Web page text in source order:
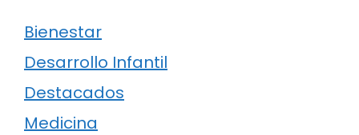
Bienestar
Desarrollo Infantil
Destacados
Medicina